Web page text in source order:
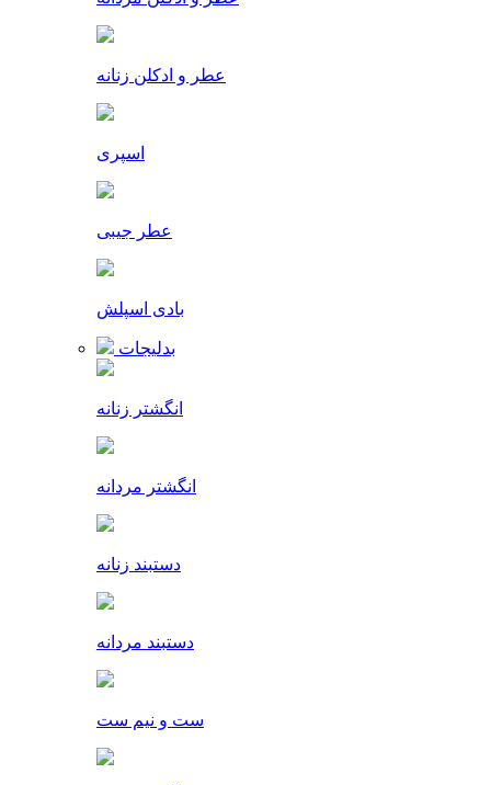
عطر و ادکلن زنانه
اسپری
عطر جیبی
بادی اسپلش
بدلیجات
انگشتر زنانه
انگشتر مردانه
دستبند زنانه
دستبند مردانه
ست و نیم ست